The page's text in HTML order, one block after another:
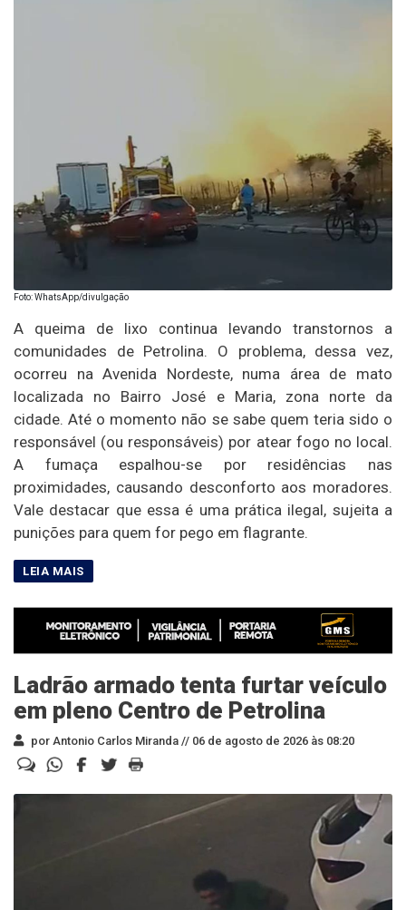
Foto: WhatsApp/divulgação
A queima de lixo continua levando transtornos a
comunidades de Petrolina. O problema, dessa vez,
ocorreu na Avenida Nordeste, numa área de mato
localizada no Bairro José e Maria, zona norte da
cidade. Até o momento não se sabe quem teria sido o
responsável (ou responsáveis) por atear fogo no local.
A fumaça espalhou-se por residências nas
proximidades, causando desconforto aos moradores.
Vale destacar que essa é uma prática ilegal, sujeita a
punições para quem for pego em flagrante.
Ladrão armado tenta furtar veículo
em pleno Centro de Petrolina
por Antonio Carlos Miranda // 06 de agosto de 2026 às 08:20